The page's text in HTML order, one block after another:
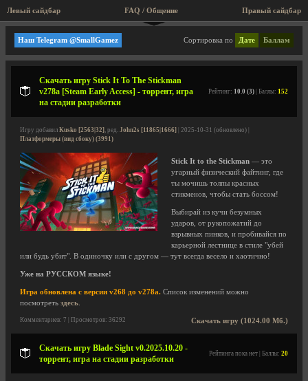
Левый сайдбар Правый сайдбар
FAQ / Общение
Платформеры (вид сбоку)
Сортировка по Дате Баллам
Наш Telegram @SmallGamez
Скачать игру Stick It To The Stickman
v278a [Steam Early Access] - торрент, игра
на стадии разработки
Рейтинг: 10.0 (3) | Баллы: 152
Игру добавил Kusko [2563|32], ред. John2s [11865|1666] | 2025-10-31 (обновлено) |
Платформеры (вид сбоку) (3991)
Stick It to the Stickman — это
угарный физический файтинг, где
ты мочишь толпы красных
стикменов, чтобы стать боссом!
Выбирай из кучи безумных
ударов, от рукопожатий до
взрывных пинков, и пробивайся по
карьерной лестнице в стиле "убей
или будь убит". В одиночку или с другом — тут всегда весело и хаотично!
Уже на РУССКОМ языке!
Игра обновлена с версии v268 до v278a. Список изменений можно
посмотреть здесь
Скачать игру (1024.00 Мб.)
Комментариев: 7 | Просмотров: 36292
Скачать игру Blade Sight v0.2025.10.20 -
торрент, игра на стадии разработки
Рейтинга пока нет | Баллы: 20